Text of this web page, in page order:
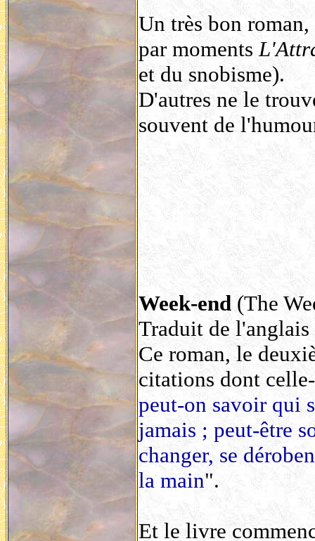
Un très bon
par moments
et du snobisme).
D'autres ne le
souvent de
Week-end(The
Traduit de
Ce roman, le
citations dont
peut-on savoir qui
jamais ; peut-être
changer, se
la main".
Et le livre